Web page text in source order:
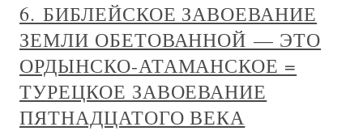
6. БИБЛЕЙСКОЕ ЗАВОЕВАНИЕ
ЗЕМЛИ ОБЕТОВАННОЙ — ЭТО
ОРДЫНСКО-АТАМАНСКОЕ =
ТУРЕЦКОЕ ЗАВОЕВАНИЕ
ПЯТНАДЦАТОГО ВЕКА